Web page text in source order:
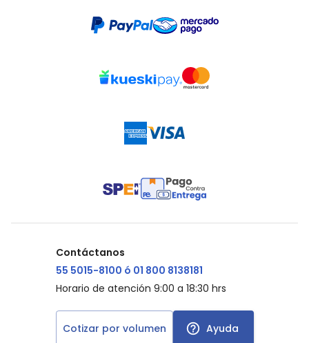
Contáctanos
55 5015-8100 ó 01 800 8138181
Horario de atención 9:00 a 18:30 hrs
Cotizar por volumen Ayuda